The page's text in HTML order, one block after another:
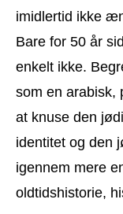
imidlertid ikke
Bare for 50 år
enkelt ikke.
som en arabisk,
at knuse den
identitet og den
igennem mere
oldtidshistorie,